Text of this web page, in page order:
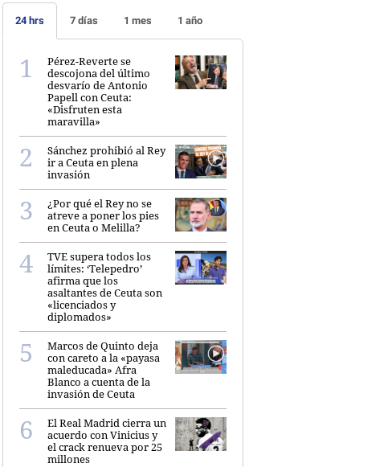
24 hrs 7 días 1 mes 1 año
Pérez-Reverte se
descojona del último
desvarío de Antonio
Papell con Ceuta:
«Disfruten esta
maravilla»
Sánchez prohibió al Rey
ir a Ceuta en plena
invasión
¿Por qué el Rey no se
atreve a poner los pies
en Ceuta o Melilla?
TVE supera todos los
límites: ‘Telepedro’
afirma que los
asaltantes de Ceuta son
«licenciados y
diplomados»
Marcos de Quinto deja
con careto a la «payasa
maleducada» Afra
Blanco a cuenta de la
invasión de Ceuta
El Real Madrid cierra un
acuerdo con Vinicius y
el crack renueva por 25
millones